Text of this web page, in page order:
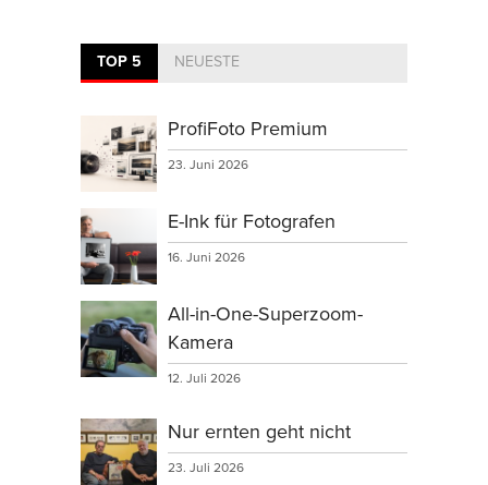
TOP 5 NEUESTE
ProfiFoto Premium
23. Juni 2026
E-Ink für Fotografen
16. Juni 2026
All-in-One-Superzoom-
Kamera
12. Juli 2026
Nur ernten geht nicht
23. Juli 2026